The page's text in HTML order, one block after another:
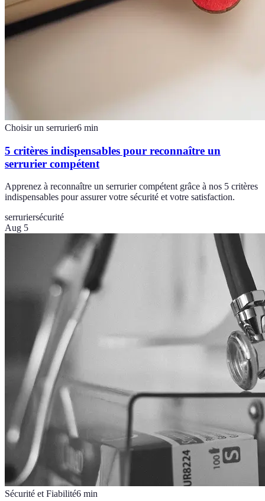
Choisir un serrurier6 min
5 critères indispensables pour reconnaître un
serrurier compétent
Apprenez à reconnaître un serrurier compétent grâce à nos 5 critères
indispensables pour assurer votre sécurité et votre satisfaction.
serruriersécurité
Aug 5
Sécurité et Fiabilité6 min